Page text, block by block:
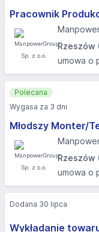
Pracownik
Rzeszów
umowa o
Młodszy Monter/
Rzeszów
umowa o
Polecana
Wygasa za 3 dni
Wykładanie
Dodana 30 lipca